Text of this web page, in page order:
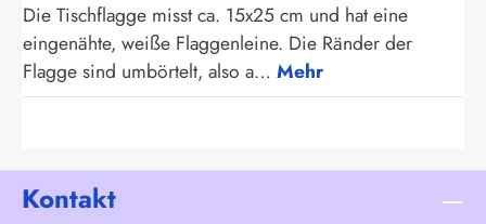
Die Tischflagge misst ca. 15x25 cm und hat eine
eingenähte, weiße Flaggenleine. Die Ränder der
Flagge sind umbörtelt, also a… Mehr
Kontakt